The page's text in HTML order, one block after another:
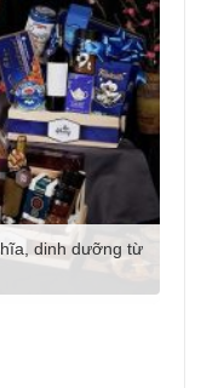
dinh dưỡng từ